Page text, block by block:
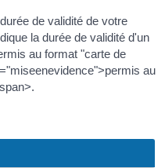
de validité de votre
la durée de validité d'un
au format "carte de
au